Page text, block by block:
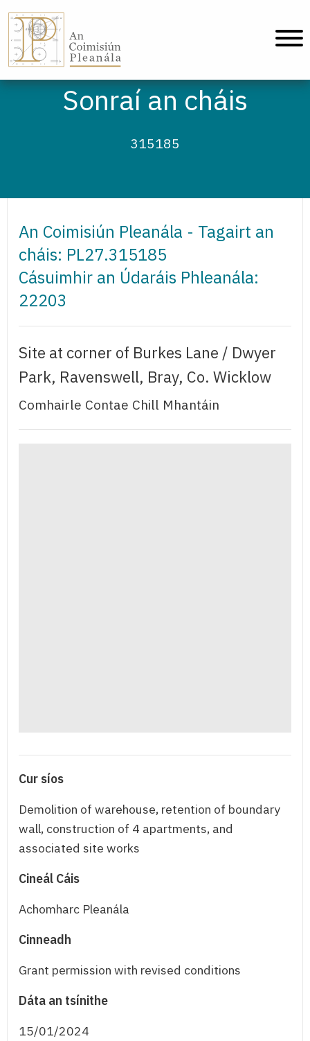
Sonraí an cháis
315185
An Coimisiún Pleanála - Tagairt an
cháis: PL27.315185
Cásuimhir an Údaráis Phleanála:
22203
Site at corner of Burkes Lane / Dwyer
Park, Ravenswell, Bray, Co. Wicklow
Comhairle Contae Chill Mhantáin
Cur síos
Demolition of warehouse, retention of boundary
wall, construction of 4 apartments, and
associated site works
Cineál Cáis
Achomharc Pleanála
Cinneadh
Grant permission with revised conditions
Dáta an tsínithe
15/01/2024